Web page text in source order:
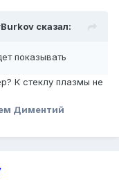
сказал:
показывать
К стеклу плазмы не
Диментий